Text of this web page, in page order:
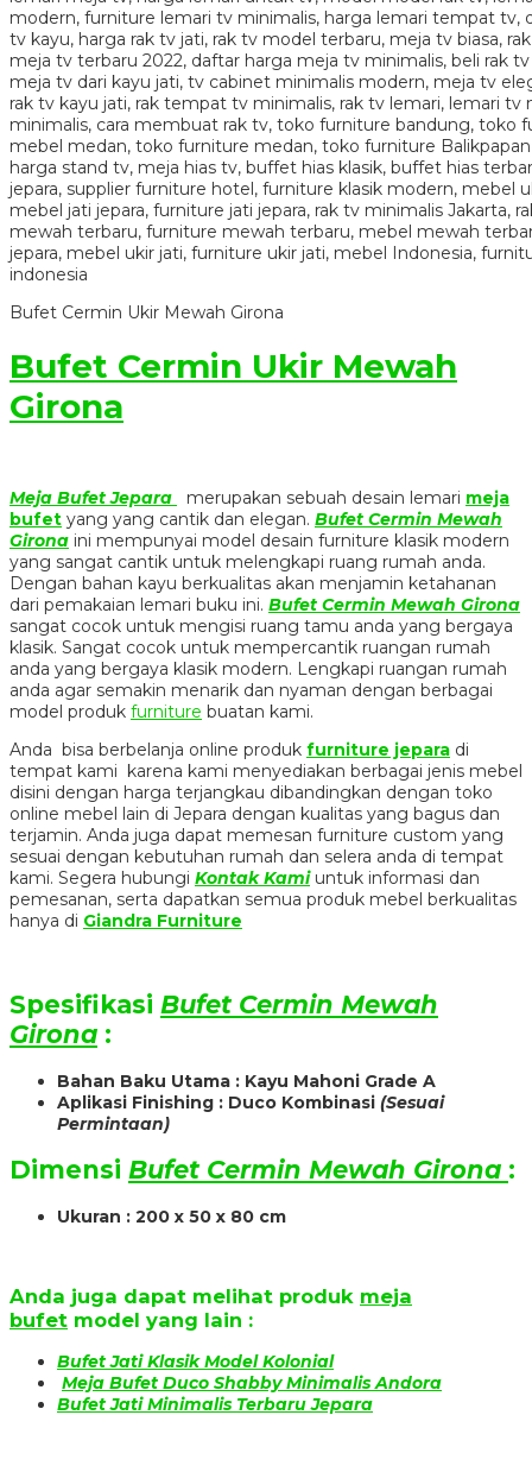
Bufet Cermin Ukir Mewah Girona
Bufet Cermin Ukir Mewah
Girona
Meja Bufet Jepara merupakan sebuah desain lemari meja
bufet yang yang cantik dan elegan. Bufet Cermin Mewah
Girona ini mempunyai model desain furniture klasik modern
yang sangat cantik untuk melengkapi ruang rumah anda.
Dengan bahan kayu berkualitas akan menjamin ketahanan
dari pemakaian lemari buku ini. Bufet Cermin Mewah Girona
sangat cocok untuk mengisi ruang tamu anda yang bergaya
klasik. Sangat cocok untuk mempercantik ruangan rumah
anda yang bergaya klasik modern. Lengkapi ruangan rumah
anda agar semakin menarik dan nyaman dengan berbagai
model produk furniture buatan kami.
Anda bisa berbelanja online produk furniture jepara di
tempat kami karena kami menyediakan berbagai jenis mebel
disini dengan harga terjangkau dibandingkan dengan toko
online mebel lain di Jepara dengan kualitas yang bagus dan
terjamin. Anda juga dapat memesan furniture custom yang
sesuai dengan kebutuhan rumah dan selera anda di tempat
kami. Segera hubungi Kontak Kamiuntuk informasi dan
pemesanan, serta dapatkan semua produk mebel berkualitas
hanya di Giandra Furniture
Spesifikasi Bufet Cermin Mewah
Girona :
Bahan Baku Utama : Kayu Mahoni Grade A
Aplikasi Finishing : Duco Kombinasi (Sesuai
Permintaan)
Dimensi Bufet Cermin Mewah Girona :
Ukuran : 200 x 50 x 80 cm
Anda juga dapat melihat produk meja
bufet model yang lain :
Bufet Jati Klasik Model Kolonial
Meja Bufet Duco Shabby Minimalis Andora
Bufet Jati Minimalis Terbaru Jepara